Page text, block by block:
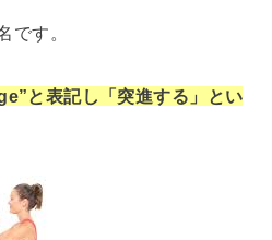
です。
と表記し「突進する」とい